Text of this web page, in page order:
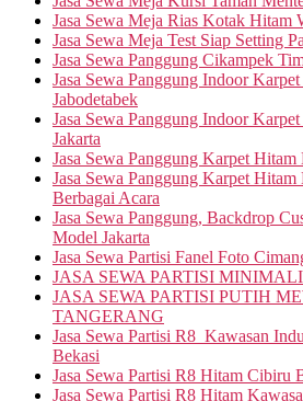
Jasa Sewa Meja Rias Kotak Hitam
Jasa Sewa Meja Test Siap Setting
Jasa Sewa Panggung Cikampek
Jasa Sewa Panggung Indoor
Jabodetabek
Jasa Sewa Panggung Indoor
Jakarta
Jasa Sewa Panggung Karpet Hitam
Jasa Sewa Panggung Karpet
Berbagai Acara
Jasa Sewa Panggung, Backdrop
Model Jakarta
Jasa Sewa Partisi Fanel Foto
JASA SEWA PARTISI
JASA SEWA PARTISI PUTIH
TANGERANG
Jasa Sewa Partisi R8 Kawasan
Bekasi
Jasa Sewa Partisi R8 Hitam Cibiru
Jasa Sewa Partisi R8 Hitam